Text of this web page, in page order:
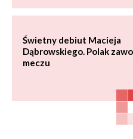
Świetny debiut Macieja
Dąbrowskiego. Polak
meczu